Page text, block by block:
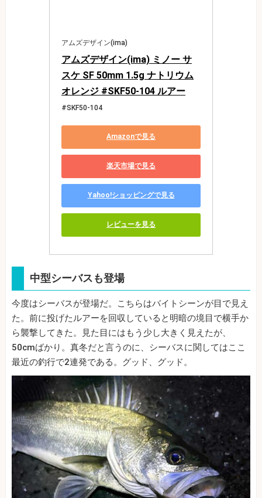
アムズデザイン(ima)
アムズデザイン(ima) ミノー サ
スケ SF 50mm 1.5g ナトリウム
オレンジ #SKF50-104 ルアー
#SKF50-104
Amazonで見る
楽天市場で見る
Yahoo!ショッピングで見る
レビューを見る
中型シーバスも登場
今度はシーバスが登場だ。こちらはバイトシーンが目で見え
た。前に投げたルアーを回収していると明暗の境目で横手か
ら襲撃してきた。見た目にはもう少し大きく見えたが、
50cmばかり。真冬だと言うのに、シーバスに関してはここ
最近の釣行で2連発である。グッド、グッド。